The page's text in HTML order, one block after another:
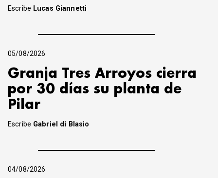
Escribe Lucas Giannetti
05/08/2026
Granja Tres Arroyos cierra
por 30 días su planta de
Pilar
Escribe Gabriel di Blasio
04/08/2026